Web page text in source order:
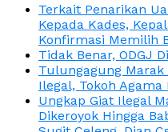
Terkait Penarikan
Kepada Kades,
Konfirmasi Memilih
Tidak Benar, ODGJ
Tulungagung
Ilegal, Tokoh Agama
Ungkap Giat Ilegal
Dikeroyok Hingga